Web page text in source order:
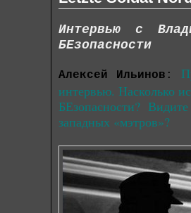
Интервью с
БЕзопасности
Алексей Ильинов :
интервью. Насколько
БЕзопасности?
западных «мэтров»?